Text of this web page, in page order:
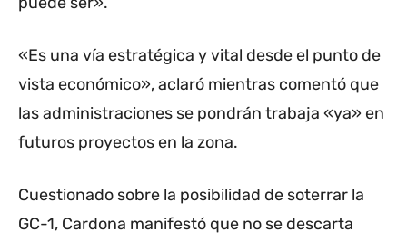
«Es una vía estratégica y vital desde el punto de
vista económico», aclaró mientras comentó que
las administraciones se pondrán trabaja «ya» en
futuros proyectos en la zona.
Cuestionado sobre la posibilidad de soterrar la
GC-1, Cardona manifestó que no se descarta